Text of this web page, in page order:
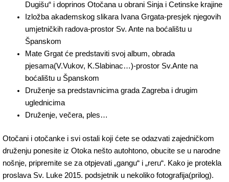
Dugišu“ i doprinos Otočana u obrani Sinja i Cetinske krajine
Izložba akademskog slikara Ivana Grgata-presjek njegovih
umjetničkih radova-prostor Sv. Ante na boćalištu u
Španskom
Mate Grgat će predstaviti svoj album, obrada
pjesama(V.Vukov, K.Slabinac…)-prostor Sv.Ante na
boćalištu u Španskom
Druženje sa predstavnicima grada Zagreba i drugim
uglednicima
Druženje, večera, ples…
Otočani i otočanke i svi ostali koji ćete se odazvati zajedničkom
druženju ponesite iz Otoka nešto autohtono, obucite se u narodne
nošnje, pripremite se za otpjevati „gangu“ i „reru“. Kako je protekla
proslava Sv. Luke 2015. podsjetnik u nekoliko fotografija(prilog).